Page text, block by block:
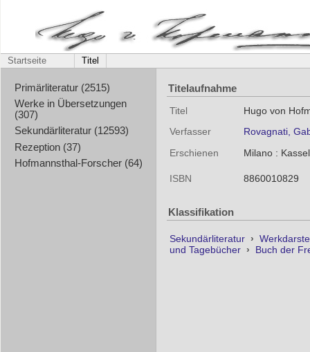
Startseite Titel
Primärliteratur (2515)
Werke in Übersetzungen
(307)
Sekundärliteratur (12593)
Rezeption (37)
Hofmannsthal-Forscher (64)
Titelaufnahme
Titel
Hugo von
Verfasser
Rovagnati,
Erschienen
Milano :
ISBN 8860010829
Klassifikation
Sekundärliteratur ›
und Tagebücher › Buch der